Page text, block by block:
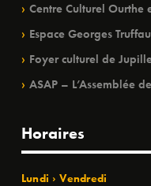
Centre Culturel Ourthe
Espace Georges
Foyer culturel de
ASAP – L’Assemblée
Horaires
Lundi › Vendredi